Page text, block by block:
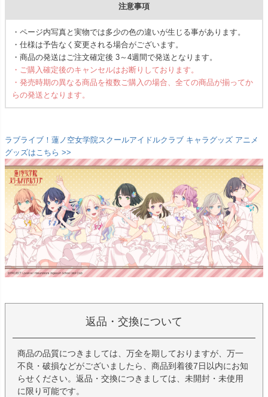
注意事項
・ページ内写真と実物では多少の色の違いが生じる事があります。
・仕様は予告なく変更される場合がございます。
・商品の発送はご注文確定後 3～4週間で発送となります。
・ご購入確定後のキャンセルはお断りしております。
・発売時期の異なる商品を複数ご購入の場合、全ての商品が揃ってか
らの発送となります。
ラブライブ！蓮ノ空女学院スクールアイドルクラブ キャラグッズ アニメ
グッズはこちら >>
返品・交換について
商品の品質につきましては、万全を期しておりますが、万一
不良・破損などがございましたら、商品到着後7日以内にお知
らせください。返品・交換につきましては、未開封・未使用
に限り可能です。